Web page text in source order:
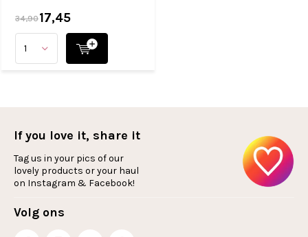
34,9017,45
If you love it, share it
Tag us in your pics of our
lovely products or your haul
on Instagram & Facebook!
Volg ons